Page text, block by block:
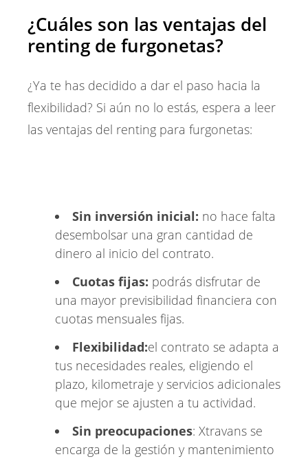
¿Cuáles son las ventajas del
renting de furgonetas?
¿Ya te has decidido a dar el paso hacia la
flexibilidad? Si aún no lo estás, espera a leer
las ventajas del renting para furgonetas:
Sin inversión inicial: no hace falta
desembolsar una gran cantidad de
dinero al inicio del contrato.
Cuotas fijas: podrás disfrutar de
una mayor previsibilidad financiera con
cuotas mensuales fijas.
Flexibilidad:el contrato se adapta a
tus necesidades reales, eligiendo el
plazo, kilometraje y servicios adicionales
que mejor se ajusten a tu actividad.
Sin preocupaciones: Xtravans se
encarga de la gestión y mantenimiento